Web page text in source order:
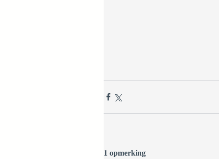
1 opmerking